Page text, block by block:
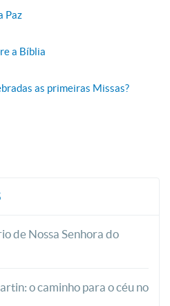
Paz
a Bíblia
as primeiras Missas?
de Nossa Senhora do
o caminho para o céu no